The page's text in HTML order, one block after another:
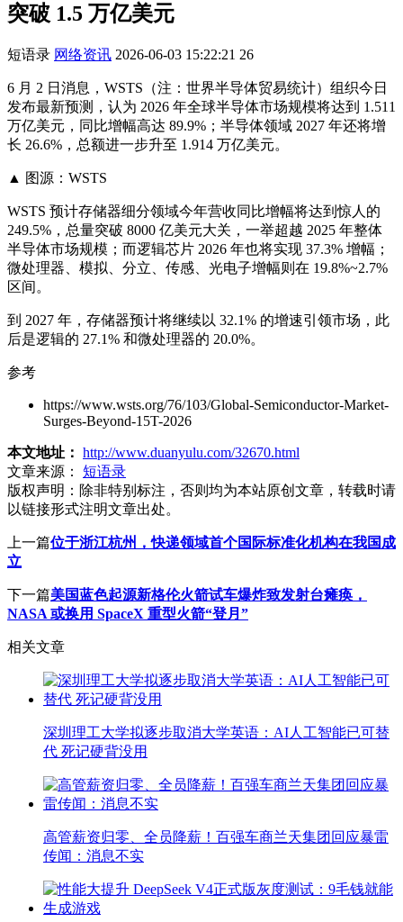
突破 1.5 万亿美元
短语录 网络资讯 2026-06-03 15:22:21 26
6 月 2 日消息，WSTS（注：世界半导体贸易统计）组织今日
发布最新预测，认为 2026 年全球半导体市场规模将达到 1.511
万亿美元，同比增幅高达 89.9%；半导体领域 2027 年还将增
长 26.6%，总额进一步升至 1.914 万亿美元。
▲ 图源：WSTS
WSTS 预计存储器细分领域今年营收同比增幅将达到惊人的
249.5%，总量突破 8000 亿美元大关，一举超越 2025 年整体
半导体市场规模；而逻辑芯片 2026 年也将实现 37.3% 增幅；
微处理器、模拟、分立、传感、光电子增幅则在 19.8%~2.7%
区间。
到 2027 年，存储器预计将继续以 32.1% 的增速引领市场，此
后是逻辑的 27.1% 和微处理器的 20.0%。
参考
https://www.wsts.org/76/103/Global-Semiconductor-Market-
Surges-Beyond-15T-2026
本文地址： http://www.duanyulu.com/32670.html
文章来源：
短语录
版权声明： 除非特别标注，否则均为本站原创文章，转载时请
以链接形式注明文章出处。
上一篇位于浙江杭州，快递领域首个国际标准化机构在我国成
立
下一篇美国蓝色起源新格伦火箭试车爆炸致发射台瘫痪，
NASA 或换用 SpaceX 重型火箭“登月”
相关文章
深圳理工大学拟逐步取消大学英语：AI人工智能已可替
代 死记硬背没用
高管薪资归零、全员降薪！百强车商兰天集团回应暴雷
传闻：消息不实